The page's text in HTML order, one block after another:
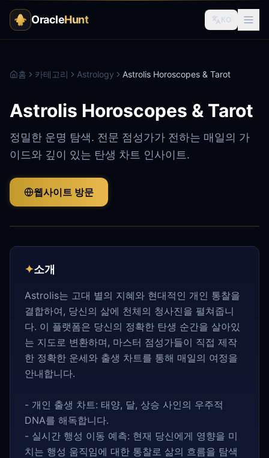
OracleHunt KO
홈 카테고리 Astrology Astrolis Horoscopes & Tarot
Astrolis Horoscopes & Tarot
정밀한 운명 탐색. 전문 점성가가 전하는 매일의 가
이드와 깊이 있는 탄생 차트 인사이트.
웹사이트 방문
✦소개
Astrolis는 고대 별의 지혜와 현대적인 개인 통찰을
결합하여, 당신의 삶에 천체의 청사진을 펼쳐줍니
다. 이 플랫폼은 당신의 정확한 탄생 순간을 살아있
는 지도로 변환하며, 마스터 점성가들이 직접 제작
한 정확한 운세와 출생 차트를 통해 매일의 여정을
안내합니다.
- 개인 출생 차트: 태양, 달, 상승 사인의 우주적
DNA를 해독합니다.
- 실시간 행성 이동 예측: 현재 당신에게 영향을 미
치는 행성 움직임에 대한 통찰로 삶의 흐름을 탐색